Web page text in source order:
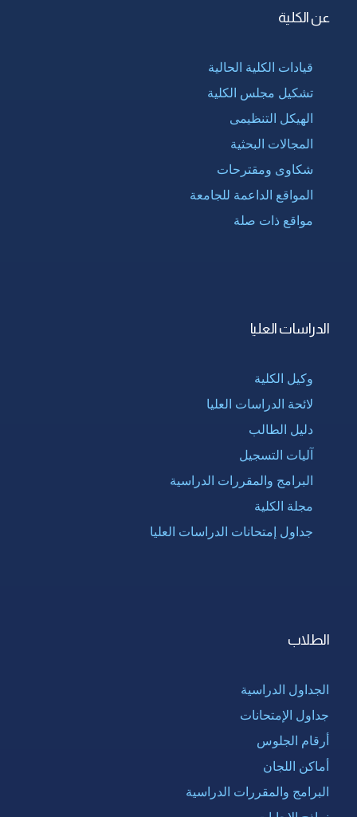
عن الكلية
قيادات الكلية الحالية
تشكيل مجلس الكلية
الهيكل التنظيمى
المجالات البحثية
شكاوى ومقترحات
المواقع الداعمة للجامعة
مواقع ذات صلة
الدراسات العليا
وكيل الكلية
لائحة الدراسات العليا
دليل الطالب
آليات التسجيل
البرامج والمقررات الدراسية
مجلة الكلية
جداول إمتحانات الدراسات العليا
الطلاب
الجداول الدراسية
جداول الإمتحانات
أرقام الجلوس
أماكن اللجان
البرامج والمقررات الدراسية